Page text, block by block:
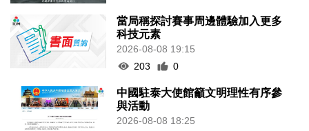
當局稱探討賽事周邊體驗加入更多
科技元素
2026-08-08 19:15
203
0
中國駐泰大使館籲文明理性有序參
與活動
2026-08-08 18:25